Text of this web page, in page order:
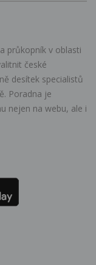
průkopník v oblasti
české
desítek specialistů
Poradna je
nejen na webu, ale i